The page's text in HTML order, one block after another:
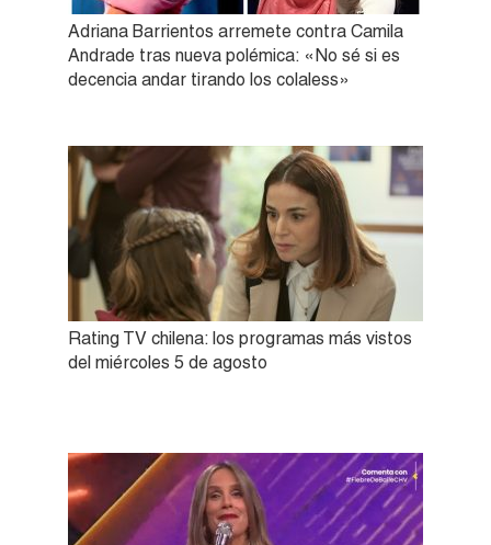
Adriana Barrientos arremete contra Camila
Andrade tras nueva polémica: «No sé si es
decencia andar tirando los colaless»
Rating TV chilena: los programas más vistos
del miércoles 5 de agosto